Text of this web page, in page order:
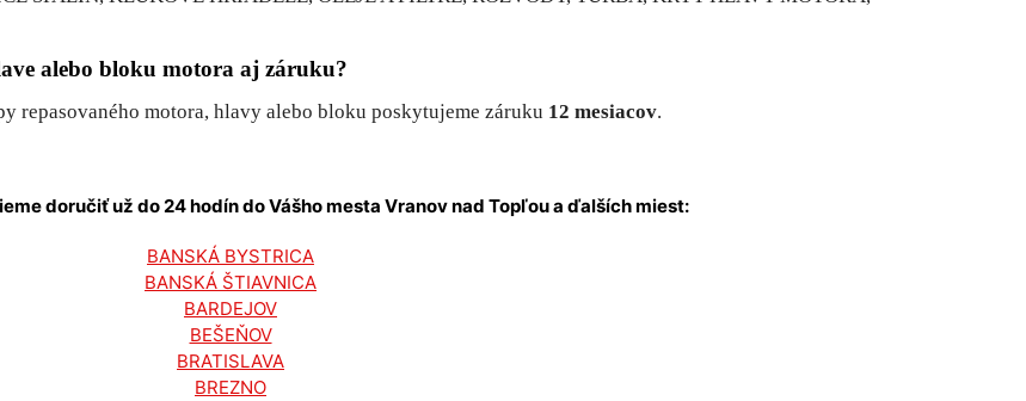
alebo bloku motora aj záruku?
repasovaného motora, hlavy alebo bloku poskytujeme záruku 12 mesiacov.
doručiť už do 24 hodín do Vášho mesta Vranov nad Topľoua ďalších miest:
BANSKÁ BYSTRICA
BANSKÁ ŠTIAVNICA
BARDEJOV
BEŠEŇOV
BRATISLAVA
BREZNO